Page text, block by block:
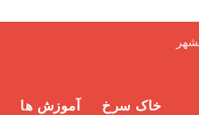
خاک سرخ آموزش ها